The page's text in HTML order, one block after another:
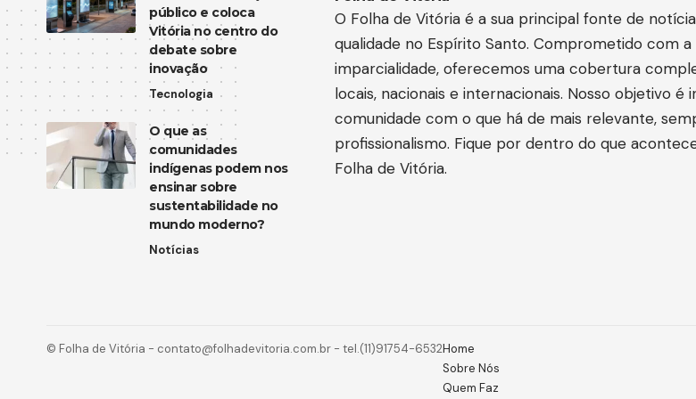
público e coloca
Vitória no centro do
debate sobre
inovação
Tecnologia
O que as
comunidades
indígenas podem nos
ensinar sobre
sustentabilidade no
mundo moderno?
Notícias
O Folha de Vitória é a sua principal fonte de
qualidade no Espírito Santo. Comprometido com
imparcialidade, oferecemos uma cobertura
locais, nacionais e internacionais. Nosso objetivo
comunidade com o que há de mais relevante,
profissionalismo. Fique por dentro do que
Folha de Vitória.
© Folha de Vitória - contato@folhadevitoria.com.br - tel.(11)91754-6532Home
Sobre Nós
Quem Faz